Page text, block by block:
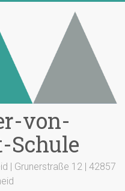
von-
Schule
| Grunerstraße 12 | 42857